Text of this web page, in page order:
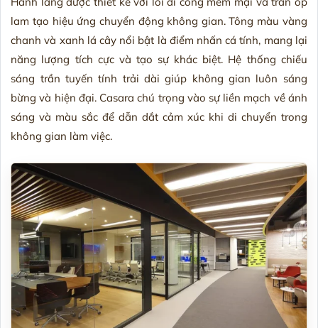
lam tạo hiệu ứng chuyển động không gian. Tông màu vàng
chanh và xanh lá cây nổi bật là điểm nhấn cá tính, mang lại
năng lượng tích cực và tạo sự khác biệt. Hệ thống chiếu
sáng trần tuyến tính trải dài giúp không gian luôn sáng
bừng và hiện đại. Casara chú trọng vào sự liền mạch về ánh
sáng và màu sắc để dẫn dắt cảm xúc khi di chuyển trong
không gian làm việc.